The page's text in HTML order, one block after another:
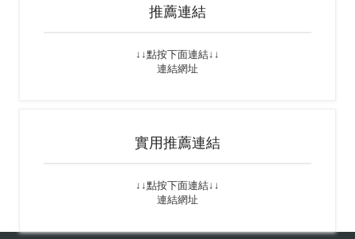
推薦連結
↓↓點按下面連結↓↓
連結網址
實用推薦連結
↓↓點按下面連結↓↓
連結網址